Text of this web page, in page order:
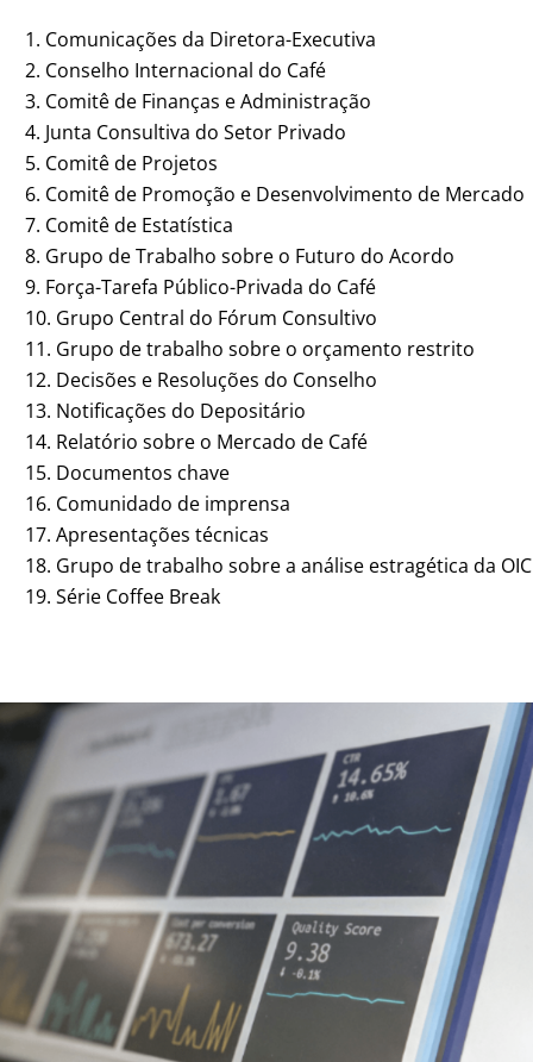
Comunicações da Diretora-Executiva
Conselho Internacional do Café
Comitê de Finanças e Administração
Junta Consultiva do Setor Privado
Comitê de Projetos
Comitê de Promoção e Desenvolvimento de Mercado
Comitê de Estatística
Grupo de Trabalho sobre o Futuro do Acordo
Força-Tarefa Público-Privada do Café
Grupo Central do Fórum Consultivo
Grupo de trabalho sobre o orçamento restrito
Decisões e Resoluções do Conselho
Notificações do Depositário
Relatório sobre o Mercado de Café
Documentos chave
Comunidado de imprensa
Apresentações técnicas
Grupo de trabalho sobre a análise estragética da OIC
Série Coffee Break